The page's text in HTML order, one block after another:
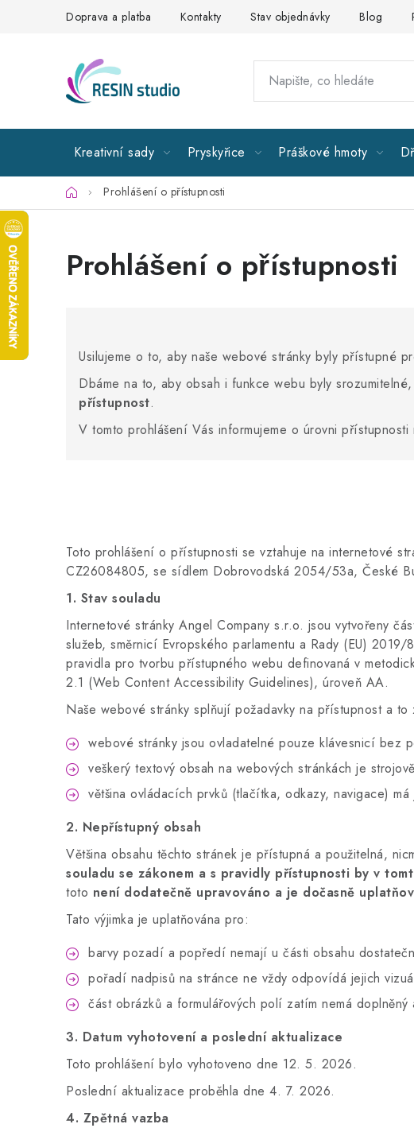
Doprava a platba Kontakty Stav objednávky Blog
Kreativní sady Pryskyřice Práškové hmoty
DomůProhlášení o přístupnosti
Prohlášení o přístupnosti
Usilujeme o to, aby naše webové stránky byly přístupné
Dbáme na to, aby obsah i funkce webu byly
přístupnost.
V tomto prohlášení Vás informujeme o úrovni
Toto prohlášení o přístupnosti se vztahuje na internetové
CZ26084805, se sídlem Dobrovodská 2054/53a, České
1. Stav souladu
Internetové stránky Angel Company s.r.o. jsou vytvořeny
služeb, směrnicí Evropského parlamentu a Rady (EU)
pravidla pro tvorbu přístupného webu definovaná v
2.1 (Web Content Accessibility Guidelines), úroveň AA.
Naše webové stránky splňují požadavky na přístupnost a
webové stránky jsou ovladatelné pouze klávesnicí bez
veškerý textový obsah na webových stránkách je
většina ovládacích prvků (tlačítka, odkazy, navigace)
2. Nepřístupný obsah
Většina obsahu těchto stránek je přístupná a použitelná,
souladu se zákonem a s pravidly přístupnosti by v
toto není dodatečně upravováno a je dočasně
Tato výjimka je uplatňována pro:
barvy pozadí a popředí nemají u části obsahu
pořadí nadpisů na stránce ne vždy odpovídá jejich
část obrázků a formulářových polí zatím nemá
3. Datum vyhotovení a poslední aktualizace
Toto prohlášení bylo vyhotoveno dne 12. 5. 2026.
Poslední aktualizace proběhla dne 4. 7. 2026.
4. Zpětná vazba